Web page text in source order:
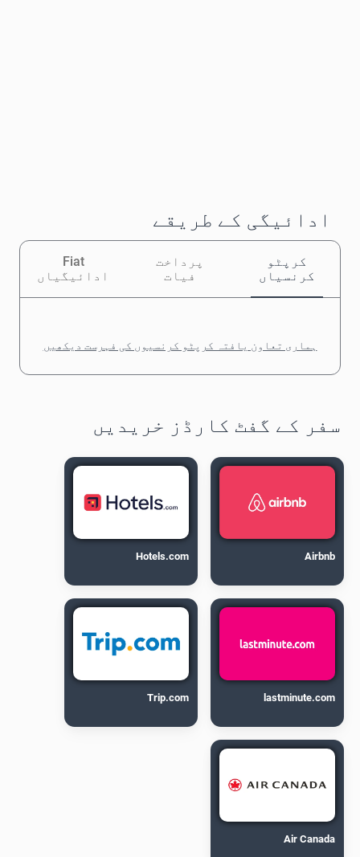
ادائیگی کے طریقے
کرپٹو
کرنسیاں
پرداخت
فیات
Fiat
ادائیگیاں
ہماری تعاون یافتہ کرپٹو کرنسیوں کی فہرست دیکھیں
سفر کے گفٹ کارڈز خریدیں
Airbnb
Hotels.com
lastminute.com
Trip.com
Air Canada